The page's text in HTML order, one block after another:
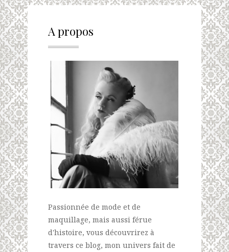
A propos
Passionnée de mode et de
maquillage, mais aussi férue
d'histoire, vous découvrirez à
travers ce blog, mon univers fait de